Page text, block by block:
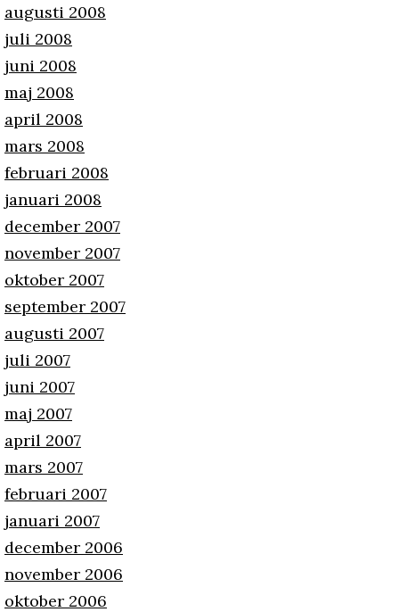
augusti 2008
juli 2008
juni 2008
maj 2008
april 2008
mars 2008
februari 2008
januari 2008
december 2007
november 2007
oktober 2007
september 2007
augusti 2007
juli 2007
juni 2007
maj 2007
april 2007
mars 2007
februari 2007
januari 2007
december 2006
november 2006
oktober 2006